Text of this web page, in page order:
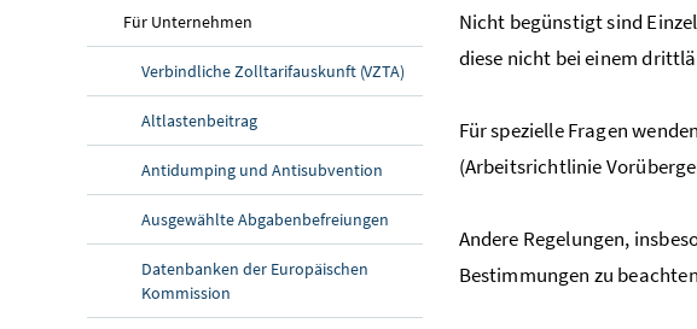
Für Unternehmen
Verbindliche Zolltarifauskunft (VZTA)
Altlastenbeitrag
Antidumping und Antisubvention
Ausgewählte Abgabenbefreiungen
Datenbanken der Europäischen
Kommission
Nicht begünstigt sind
diese nicht bei einem
Für spezielle Fragen
(Arbeitsrichtlinie
Andere Regelungen,
Bestimmungen zu